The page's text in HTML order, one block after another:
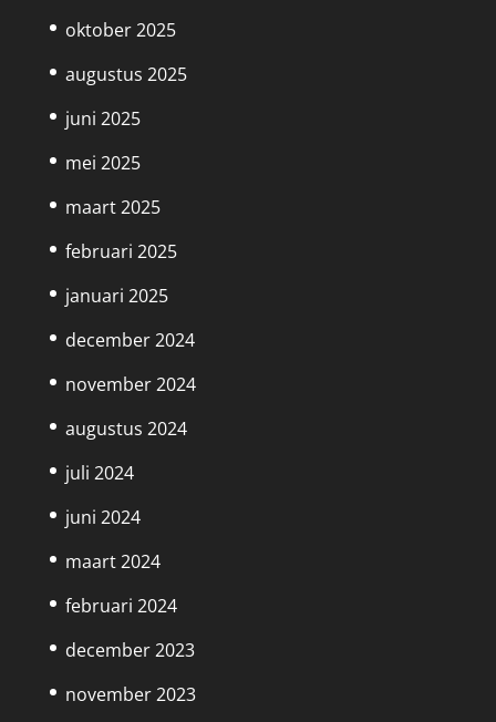
oktober 2025
augustus 2025
juni 2025
mei 2025
maart 2025
februari 2025
januari 2025
december 2024
november 2024
augustus 2024
juli 2024
juni 2024
maart 2024
februari 2024
december 2023
november 2023